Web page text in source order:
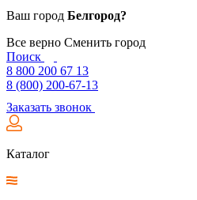
Ваш город Белгород?
Все верно Сменить город
Поиск
8 800 200 67 13
8 (800) 200-67-13
Заказать звонок
Каталог